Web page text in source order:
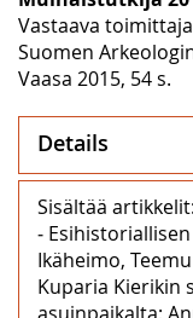
Vastaava toimittaja
Suomen
Vaasa 2015, 54 s.
Details
Sisältää
‒
Ikäheimo,
Kuparia Kierikin